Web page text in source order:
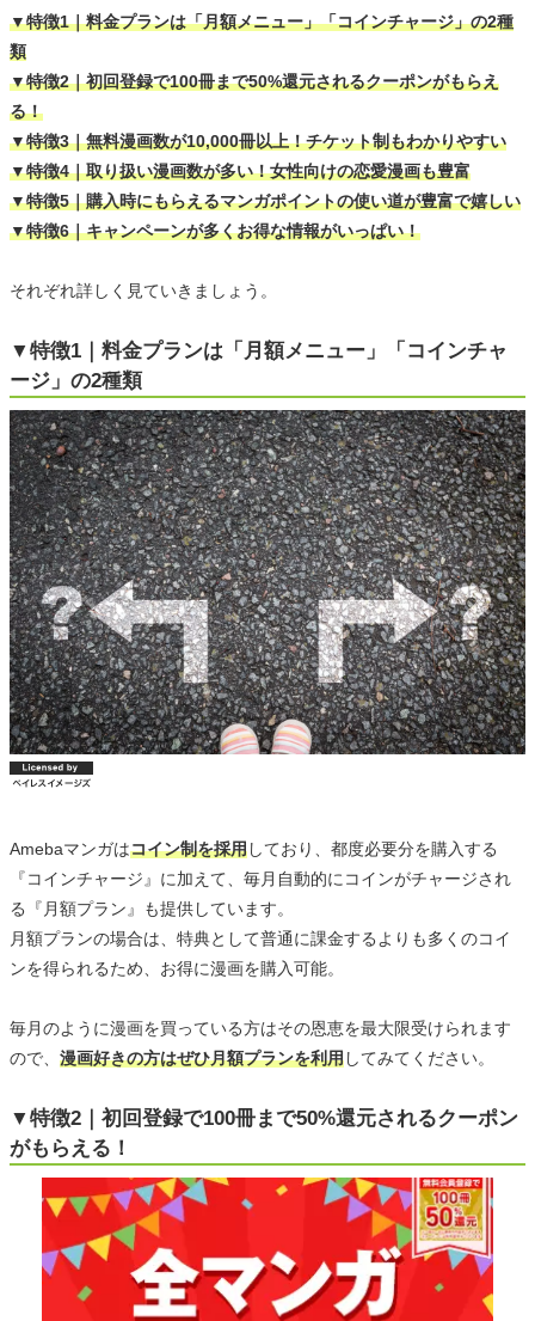
▼特徴1｜料金プランは「月額メニュー」「コインチャージ」の2種
類
▼特徴2｜初回登録で100冊まで50%還元されるクーポンがもらえ
る！
▼特徴3｜無料漫画数が10,000冊以上！チケット制もわかりやすい
▼特徴4｜取り扱い漫画数が多い！女性向けの恋愛漫画も豊富
▼特徴5｜購入時にもらえるマンガポイントの使い道が豊富で嬉しい
▼特徴6｜キャンペーンが多くお得な情報がいっぱい！
それぞれ詳しく見ていきましょう。
▼特徴1｜料金プランは「月額メニュー」「コインチャ
ージ」の2種類
Amebaマンガはコイン制を採用しており、都度必要分を購入する
『コインチャージ』に加えて、毎月自動的にコインがチャージされ
る『月額プラン』も提供しています。
月額プランの場合は、特典として普通に課金するよりも多くのコイ
ンを得られるため、お得に漫画を購入可能。
毎月のように漫画を買っている方はその恩恵を最大限受けられます
ので、 漫画好きの方はぜひ月額プランを利用してみてください。
▼特徴2｜初回登録で100冊まで50%還元されるクーポン
がもらえる！